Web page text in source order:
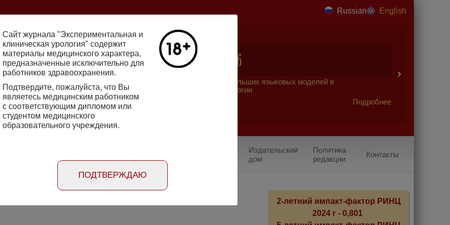
Russian English
2712-8571 10.29188/2222-8543
- основатель НИИ
исследования в НИИ
Подробнее
Номер №2, 2026
Галлюцинации больших языковых моделей в
клинической урологии
Подробнее
i klinicheskaya urologiya
для авторов
рекламодателей
Издательский
дом
Политика
редакции
Контакты
2-летний импакт-фактор РИНЦ
2024 г - 0,801
Сайт журнала "Экспериментальная и
клиническая урология" содержит
материалы медицинского характера,
предназначенные исключительно для
работников здравоохранения.
Подтвердите, пожалуйста, что Вы
являетесь медицинским работником
с соответствующим дипломом или
студентом медицинского
образовательного учреждения.
ПОДТВЕРЖДАЮ